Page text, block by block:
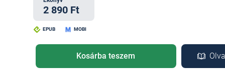
2 890 Ft
EPUB MOBI
Kosárba teszem